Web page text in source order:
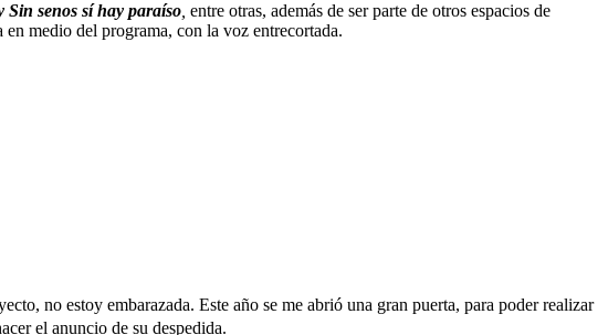
senos sí hay paraíso entre otras, además de ser parte de otros espacios de
medio del programa, con la voz entrecortada.
no estoy embarazada. Este año se me abrió una gran puerta, para poder realizar
el anuncio de su despedida.